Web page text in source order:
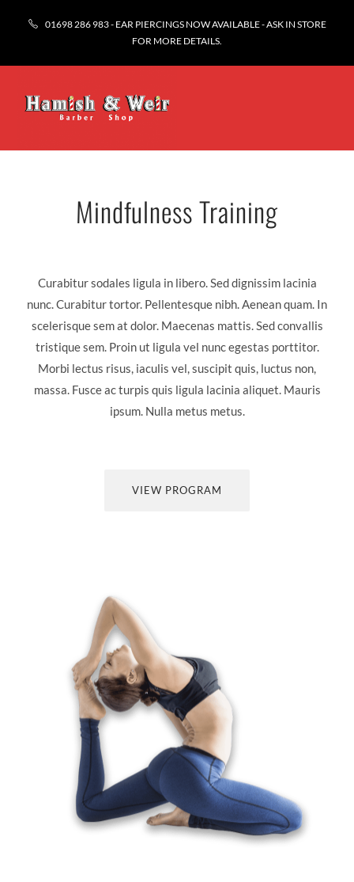
01698 286 983 - EAR PIERCINGS NOW AVAILABLE - ASK IN STORE
FOR MORE DETAILS.
Mindfulness Training
Curabitur sodales ligula in libero. Sed dignissim lacinia
nunc. Curabitur tortor. Pellentesque nibh. Aenean quam. In
scelerisque sem at dolor. Maecenas mattis. Sed convallis
tristique sem. Proin ut ligula vel nunc egestas porttitor.
Morbi lectus risus, iaculis vel, suscipit quis, luctus non,
massa. Fusce ac turpis quis ligula lacinia aliquet. Mauris
ipsum. Nulla metus metus.
VIEW PROGRAM